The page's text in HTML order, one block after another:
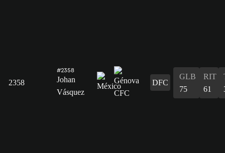
2358
#2358
Johan
Vásquez
DFC
GLB
75
RIT
61